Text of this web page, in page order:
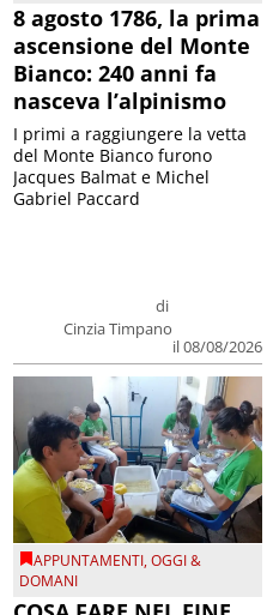
8 agosto 1786, la prima
ascensione del Monte
Bianco: 240 anni fa
nasceva l’alpinismo
di
Cinzia Timpano
il 08/08/2026
I primi a raggiungere la vetta
del Monte Bianco furono
Jacques Balmat e Michel
Gabriel Paccard
APPUNTAMENTI,OGGI &
DOMANI